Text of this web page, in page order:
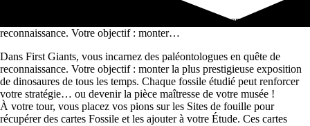
Dans First Giants, vous incarnez des paléontologues en quête de
reconnaissance. Votre objectif : monter…
Dans First Giants, vous incarnez des paléontologues en quête de
reconnaissance. Votre objectif : monter la plus prestigieuse exposition
de dinosaures de tous les temps. Chaque fossile étudié peut renforcer
votre stratégie… ou devenir la pièce maîtresse de votre musée !
À votre tour, vous placez vos pions sur les Sites de fouille pour
récupérer des cartes Fossile et les ajouter à votre Étude. Ces cartes